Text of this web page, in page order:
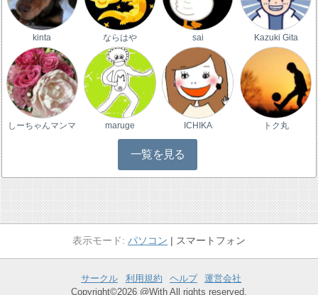
kinta ならはや sai Kazuki Gita
しーちゃんマンマ maruge ICHIKA トク丸
一覧を見る
パソコン スマートフォン
サークル 利用規約 ヘルプ
運営会社
Copyright©2026 @With All rights reserved.